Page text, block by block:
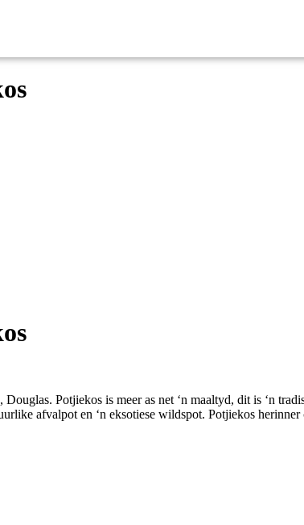
Potjiekos is meer as net ‘n maaltyd, dit is ‘n
afvalpot en ‘n eksotiese wildspot. Potjiekos